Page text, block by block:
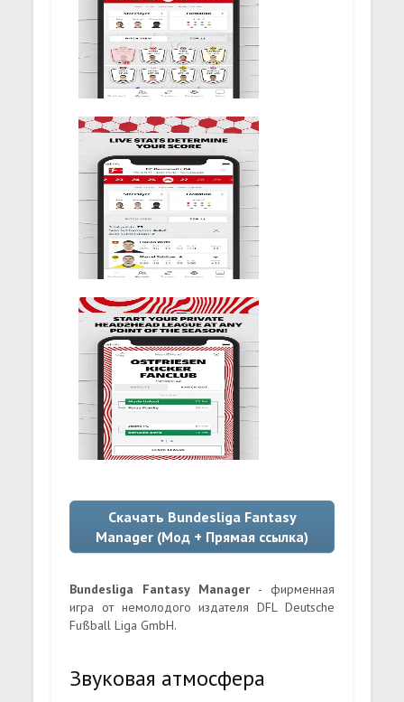
Скачать Bundesliga Fantasy
Manager (Мод + Прямая ссылка)
Bundesliga Fantasy Manager - фирменная
игра от немолодого издателя DFL Deutsche
Fußball Liga GmbH.
Звуковая атмосфера